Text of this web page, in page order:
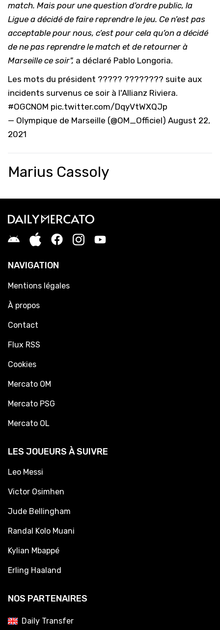
match. Mais pour une question d’ordre public, la
Ligue a décidé de faire reprendre le jeu. Ce n’est pas
acceptable pour nous, c’est pour cela qu’on a décidé
de ne pas reprendre le match et de retourner à
Marseille ce soir", a déclaré Pablo Longoria.
Les mots du président ????? ???????? suite aux
incidents survenus ce soir à l'Allianz Riviera.
#OGCNOM pic.twitter.com/DqyVtWXQJp
— Olympique de Marseille (@OM_Officiel) August 22,
2021
Marius Cassoly
NAVIGATION
Mentions légales
À propos
Contact
Flux RSS
Cookies
Mercato OM
Mercato PSG
Mercato OL
LES JOUEURS À SUIVRE
Leo Messi
Victor Osimhen
Jude Bellingham
Randal Kolo Muani
Kylian Mbappé
Erling Haaland
NOS PARTENAIRES
Daily Transfer